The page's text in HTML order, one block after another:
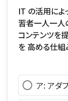
IT の活用によ
習者一人一人
コンテンツを
を 高める仕組
ア: アダ